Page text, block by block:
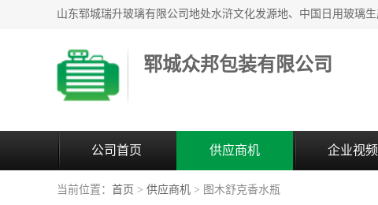
郓城众邦包装有限公司
公司首页 供应商机 企业视频
当前位置： 首页 > 供应商机 > 图木舒克香水瓶